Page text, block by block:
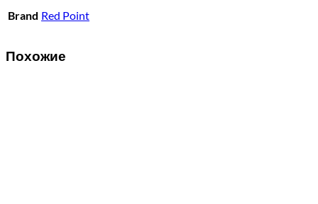
Brand Red Point
Похожие